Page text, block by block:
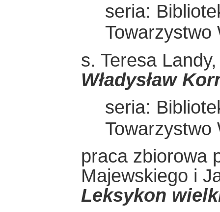
seria:
Towarzystwo
s. Teresa
Władysław
seria:
Towarzystwo
praca zbiorowa
Majewskiego i
Leksykon